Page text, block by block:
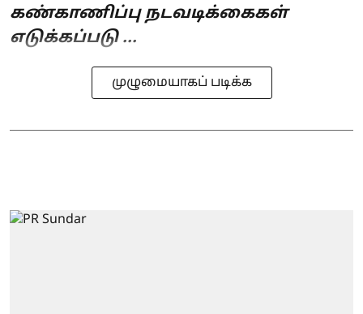
கண்காணிப்பு நடவடிக்கைகள்
எடுக்கப்படு ...
முழுமையாகப் படிக்க